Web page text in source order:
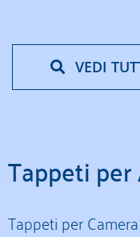
VEDI
Tappeti per
Tappeti per Camera